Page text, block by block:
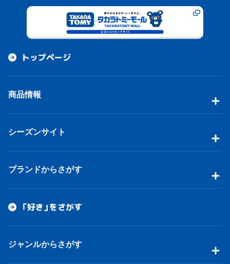
トップページ
商品情報
シーズンサイト
ブランドからさがす
「好き」をさがす
ジャンルからさがす